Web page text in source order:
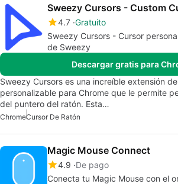
Sweezy Cursors - Custom
4.7 Gratuito
Sweezy Cursors - Cursor
de Sweezy
Descargar gratis para
Sweezy Cursors es una increíble extensión
personalizable para Chrome que le permite
del puntero del ratón. Esta…
ChromeCursor De Ratón
Magic Mouse Connect
4.9 De pago
Conecta tu Magic Mouse con el